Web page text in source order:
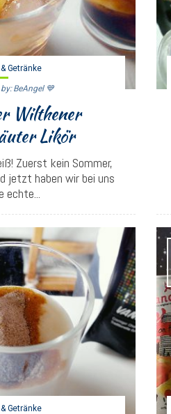
Getränke
By: BeAngel 💙
Wilthener
Likör
Zuerst kein Sommer,
jetzt haben wir bei uns
echte...
Getränke